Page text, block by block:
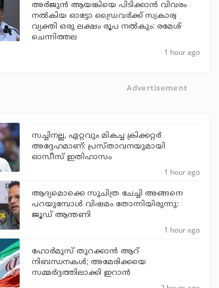
അര്‍ജുന്‍ ആയങ്കിയെ പിടിക്കാന്‍ വിവരം
നല്‍കിയ ഓട്ടോ ഡ്രൈവര്‍ക്ക് സ്വകാര്വ
വ്യക്തി ഒരു ലക്ഷം രൂപ നല്‍കും: രമേശ്
ചെന്നിത്തല
1 hour ago
Advertisement
സച്ചിനല്ല, ഏറ്റവും മികച്ച ക്രിക്കറ്റര്‍
അദ്ദേഹമാണ്: പ്രസ്താവനയുമായി
ഓസീസ് ഇതിഹാസം
1 hour ago
ആദ്യമൊക്കെ സുചിത്ര ചേച്ചി അങ്ങനെ
പറയുമ്പോൾ വിഷമം തോന്നിയിരുന്നു:
ജൂഡ് ആന്തണി
1 hour ago
ഹോര്‍മുസ് തുറക്കാന്‍ ആറ്
നിബന്ധനകള്‍; അമേരിക്കയെ
സമ്മര്‍ദ്ദത്തിലാക്കി ഇറാന്‍